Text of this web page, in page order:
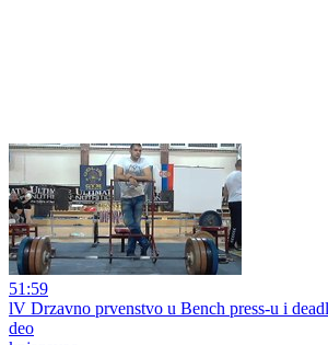
51:59
lV Drzavno prvenstvo u Bench press-u i
deo